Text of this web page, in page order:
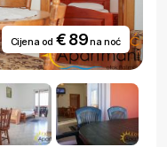
Cijena od € 89na noć